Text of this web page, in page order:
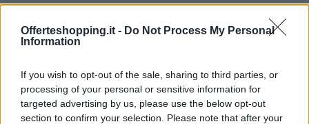
Offerteshopping.it - Do Not Process My Personal
Information
If you wish to opt-out of the sale, sharing to third parties, or
processing of your personal or sensitive information for
targeted advertising by us, please use the below opt-out
section to confirm your selection. Please note that after your